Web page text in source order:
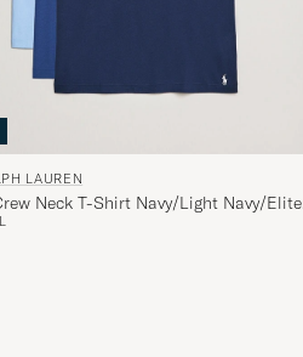
LAUREN
Neck T-Shirt Navy/Light Navy/Elite